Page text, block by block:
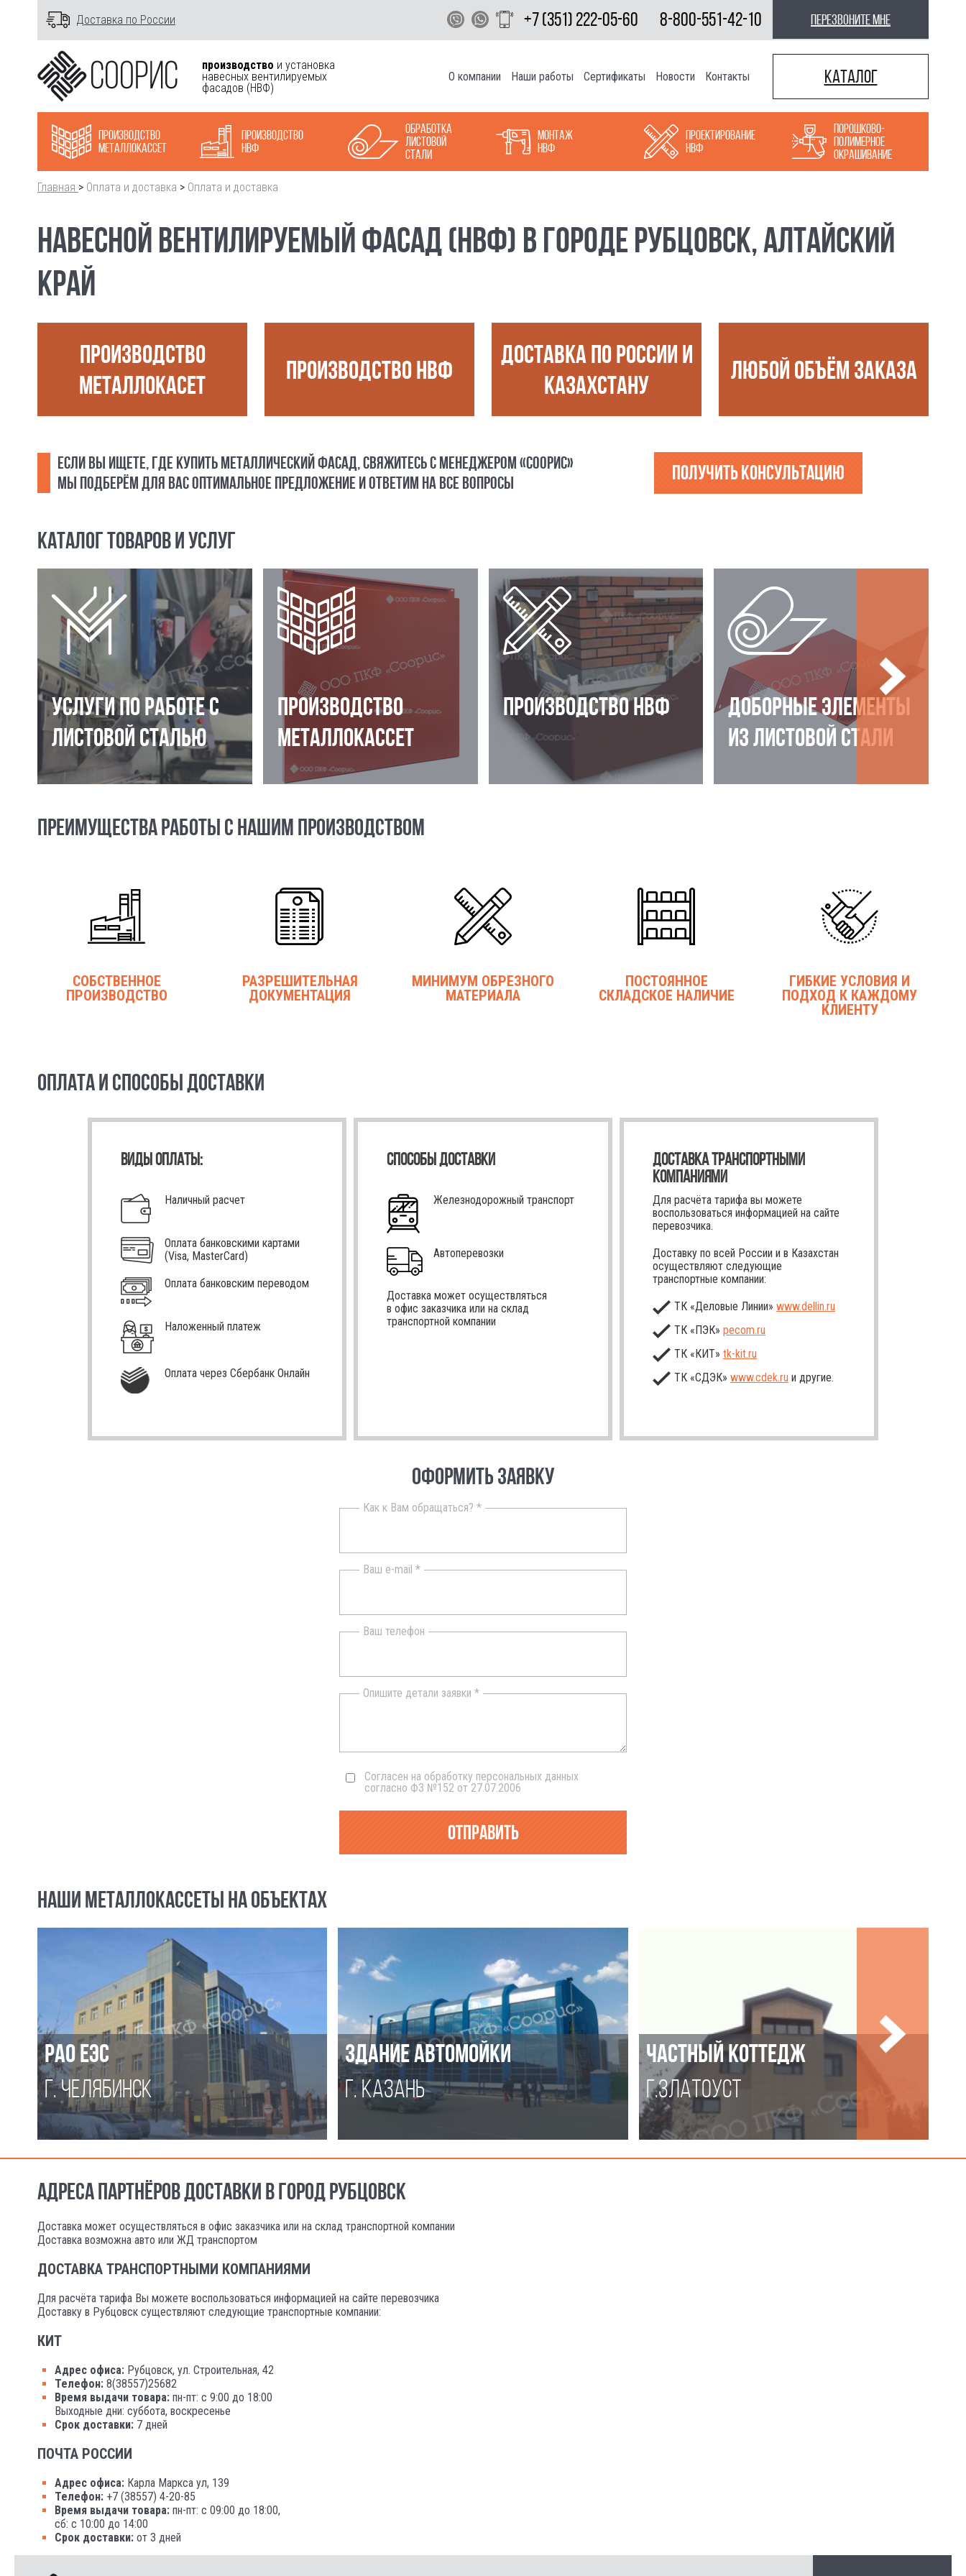
Доставка по России +7 (351) 222-05-60 8-800-551-42-10 перезвоните мне
производство и установка
навесных вентилируемых
фасадов (НВФ)
О компании Наши работы Сертификаты Новости Контакты Каталог
Производство
металлокасcет
Производство
НВФ
Обработка
листовой
стали
Монтаж
НВФ
Проектирование
НВФ
Порошково-
полимерное
окрашивание
Главная > Оплата и доставка > Оплата и доставка
НАВЕСНОЙ ВЕНТИЛИРУЕМЫЙ ФАСАД (НВФ) В ГОРОДЕ РУБЦОВСК, АЛТАЙСКИЙ
КРАЙ
ПРОИЗВОДСТВО
МЕТАЛЛОКАСЕТ
ПРОИЗВОДСТВО НВФ
ДОСТАВКА ПО РОССИИ И
КАЗАХСТАНУ
ЛЮБОЙ ОБЪЁМ ЗАКАЗА
ЕСЛИ ВЫ ИЩЕТЕ, ГДЕ КУПИТЬ МЕТАЛЛИЧЕСКИЙ ФАСАД, СВЯЖИТЕСЬ С МЕНЕДЖЕРОМ «СООРИС»
МЫ ПОДБЕРЁМ ДЛЯ ВАС ОПТИМАЛЬНОЕ ПРЕДЛОЖЕНИЕ И ОТВЕТИМ НА ВСЕ ВОПРОСЫ
Получить консультацию
КАТАЛОГ ТОВАРОВ И УСЛУГ
УСЛУГИ ПО РАБОТЕ С
ЛИСТОВОЙ СТАЛЬЮ
ПРОИЗВОДСТВО
МЕТАЛЛОКАССЕТ
ПРОИЗВОДСТВО НВФ
ДОБОРНЫЕ ЭЛЕМЕНТЫ
ИЗ ЛИСТОВОЙ СТАЛИ
ПРЕИМУЩЕСТВА РАБОТЫ С НАШИМ ПРОИЗВОДСТВОМ
СОБСТВЕННОЕ
ПРОИЗВОДСТВО
РАЗРЕШИТЕЛЬНАЯ
ДОКУМЕНТАЦИЯ
МИНИМУМ ОБРЕЗНОГО
МАТЕРИАЛА
ПОСТОЯННОЕ
СКЛАДСКОЕ НАЛИЧИЕ
ГИБКИЕ УСЛОВИЯ И
ПОДХОД К КАЖДОМУ
КЛИЕНТУ
ОПЛАТА И СПОСОБЫ ДОСТАВКИ
ВИДЫ ОПЛАТЫ:
Наличный расчет
Оплата банковскими картами
(Visa, MasterCard)
Оплата банковским переводом
Наложенный платеж
Оплата через Сбербанк Онлайн
СПОСОБЫ ДОСТАВКИ
Железнодорожный транспорт
Автоперевозки
Доставка может осуществляться
в офис заказчика или на склад
транспортной компании
ДОСТАВКА ТРАНСПОРТНЫМИ
КОМПАНИЯМИ
Для расчёта тарифа вы можете
воспользоваться информацией на сайте
перевозчика.
Доставку по всей России и в Казахстан
осуществляют следующие
транспортные компании:
ТК «Деловые Линии» www.dellin.ru
ТК «ПЭК» pecom.ru
ТК «КИТ» tk-kit.ru
ТК «СДЭК» www.cdek.ru и другие.
ОФОРМИТЬ ЗАЯВКУ
Как к Вам обращаться? *
Ваш e-mail *
Ваш телефон
Опишите детали заявки *
Согласен на обработку персональных данных
согласно ФЗ №152 от 27.07.2006
Отправить
НАШИ МЕТАЛЛОКАССЕТЫ НА ОБЪЕКТАХ
РАО ЕЭС
Г. ЧЕЛЯБИНСК
ЗДАНИЕ АВТОМОЙКИ
Г. КАЗАНЬ
ЧАСТНЫЙ КОТТЕДЖ
Г.ЗЛАТОУСТ
АДРЕСА ПАРТНЁРОВ ДОСТАВКИ В ГОРОД РУБЦОВСК
Доставка может осуществляться в офис заказчика или на склад транспортной компании
Доставка возможна авто или ЖД транспортом
ДОСТАВКА ТРАНСПОРТНЫМИ КОМПАНИЯМИ
Для расчёта тарифа Вы можете воспользоваться информацией на сайте перевозчика
Доставку в Рубцовск существляют следующие транспортные компании:
КИТ
Адрес офиса: Рубцовск, ул. Строительная, 42
Телефон: 8(38557)25682
Время выдачи товара: пн-пт: с 9:00 до 18:00
Выходные дни: суббота, воскресенье
Срок доставки: 7 дней
ПОЧТА РОССИИ
Адрес офиса: Карла Маркса ул, 139
Телефон: +7 (38557) 4-20-85
Время выдачи товара: пн-пт: с 09:00 до 18:00,
сб: с 10:00 до 14:00
Срок доставки: от 3 дней